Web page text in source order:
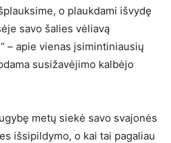
o plaukdami išvydę
savo šalies vėliavą
– apie vienas įsimintiniausių
susižavėjimo kalbėjo
metų siekė savo svajonės
išsipildymo, o kai tai pagaliau